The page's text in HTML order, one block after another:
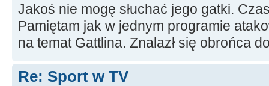
Jakoś nie mogę słuchać jego gatki.
Pamiętam jak w jednym programie
na temat Gattlina. Znalazł się obrońca
Re: Sport w TV